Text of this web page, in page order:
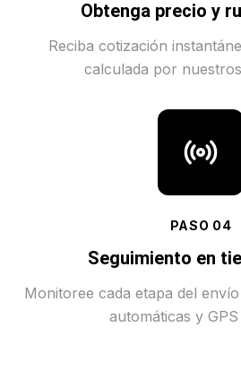
Obtenga precio y
Reciba cotización
calculada por
PASO 04
Seguimiento en
Monitoree cada etapa del
automáticas y